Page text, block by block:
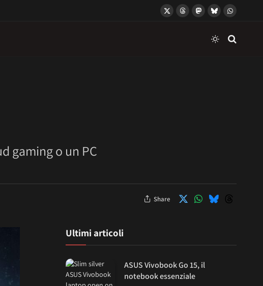
X
ThreadsMastodon
BlueskyWhatsApp
gaming o un PC
Share
Ultimi articoli
ASUS Vivobook Go 15, il
notebook essenziale